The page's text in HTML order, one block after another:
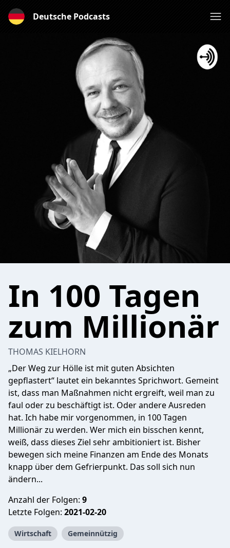
Deutsche Podcasts
In 100 Tagen
zum Millionär
THOMAS KIELHORN
„Der Weg zur Hölle ist mit guten Absichten
gepflastert“ lautet ein bekanntes Sprichwort. Gemeint
ist, dass man Maßnahmen nicht ergreift, weil man zu
faul oder zu beschäftigt ist. Oder andere Ausreden
hat. Ich habe mir vorgenommen, in 100 Tagen
Millionär zu werden. Wer mich ein bisschen kennt,
weiß, dass dieses Ziel sehr ambitioniert ist. Bisher
bewegen sich meine Finanzen am Ende des Monats
knapp über dem Gefrierpunkt. Das soll sich nun
ändern...
Anzahl der Folgen: 9
Letzte Folgen: 2021-02-20
Wirtschaft Gemeinnützig